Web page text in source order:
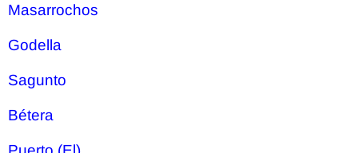
Masarrochos
Godella
Sagunto
Bétera